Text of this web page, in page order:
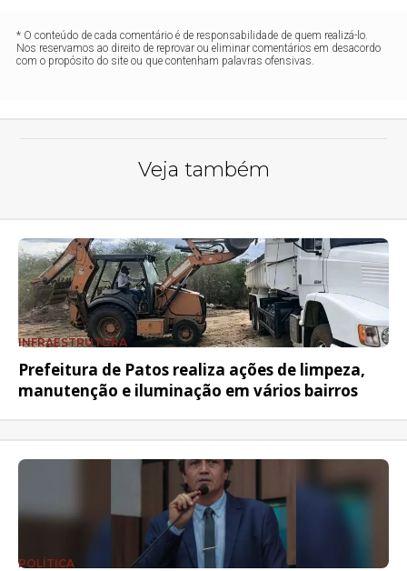
* O conteúdo de cada comentário é de responsabilidade de quem realizá-lo.
Nos reservamos ao direito de reprovar ou eliminar comentários em desacordo
com o propósito do site ou que contenham palavras ofensivas.
Veja também
INFRAESTRUTURA
Prefeitura de Patos realiza ações de limpeza,
manutenção e iluminação em vários bairros
POLÍTICA